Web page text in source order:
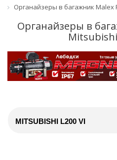
Органайзеры в багажник Malex
Органайзеры в
MITSUBISHI L200 VI